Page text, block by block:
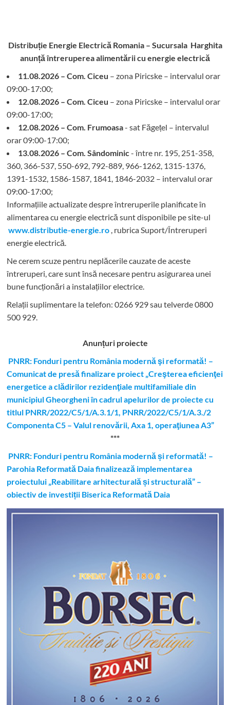
Distribuție Energie Electrică Romania – Sucursala Harghita
anunță întreruperea alimentării cu energie electrică
11.08.2026 – Com. Ciceu – zona Piricske – intervalul orar
09:00-17:00;
12.08.2026 – Com. Ciceu – zona Piricske – intervalul orar
09:00-17:00;
12.08.2026 – Com. Frumoasa- sat Făgețel – intervalul
orar 09:00-17:00;
13.08.2026 – Com. Sândominic - între nr. 195, 251-358,
360, 366-537, 550-692, 792-889, 966-1262, 1315-1376,
1391-1532, 1586-1587, 1841, 1846-2032 – intervalul orar
09:00-17:00;
Informațiile actualizate despre întreruperile planificate în
alimentarea cu energie electrică sunt disponibile pe site-ul
www.distributie-energie.ro , rubrica Suport/Întreruperi
energie electrică.
Ne cerem scuze pentru neplăcerile cauzate de aceste
întreruperi, care sunt însă necesare pentru asigurarea unei
bune funcționări a instalațiilor electrice.
Relații suplimentare la telefon: 0266 929 sau telverde 0800
500 929.
Anunțuri proiecte
PNRR: Fonduri pentru România modernă şi reformată! –
Comunicat de presă finalizare proiect „Creşterea eficienţei
energetice a clădirilor rezidenţiale multifamiliale din
municipiul Gheorgheni în cadrul apelurilor de proiecte cu
titlul PNRR/2022/C5/1/A.3.1/1, PNRR/2022/C5/1/A.3./2
Componenta C5 – Valul renovării, Axa 1, operaţiunea A3”
***
PNRR: Fonduri pentru România modernă și reformată! –
Parohia Reformată Daia finalizează implementarea
proiectului „Reabilitare arhitecturală și structurală” –
obiectiv de investiții Biserica Reformată Daia